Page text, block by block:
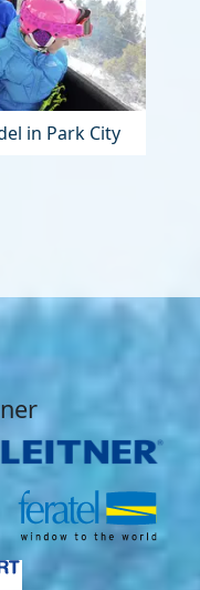
in Park City